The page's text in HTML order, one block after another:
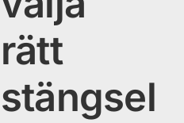
rätt
stängsel